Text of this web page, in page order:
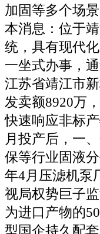
加固等多个场
本消息：位于
统，具有现代
一坐式办事，
江苏省靖江市
发卖额8920万
快速响应非标
月投产后，一
保等行业固液
年4月压滤机泵
视局权势巨子
为进口产物的
型国企持久配